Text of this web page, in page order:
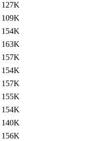
127K
109K
154K
163K
157K
154K
157K
155K
154K
140K
156K